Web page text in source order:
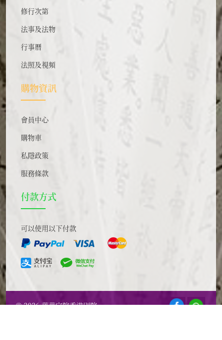
修行次第
法事及法物
行事曆
法照及視頻
購物資訊
會員中心
購物車
私隱政策
服務條款
付款方式
可以使用以下付款
© 2026 蓮華定院香港別院